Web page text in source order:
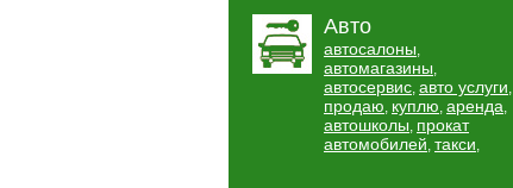
Авто
автосалоны,
автомагазины,
автосервис, авто услуги,
продаю, куплю, аренда,
автошколы, прокат
автомобилей, такси,